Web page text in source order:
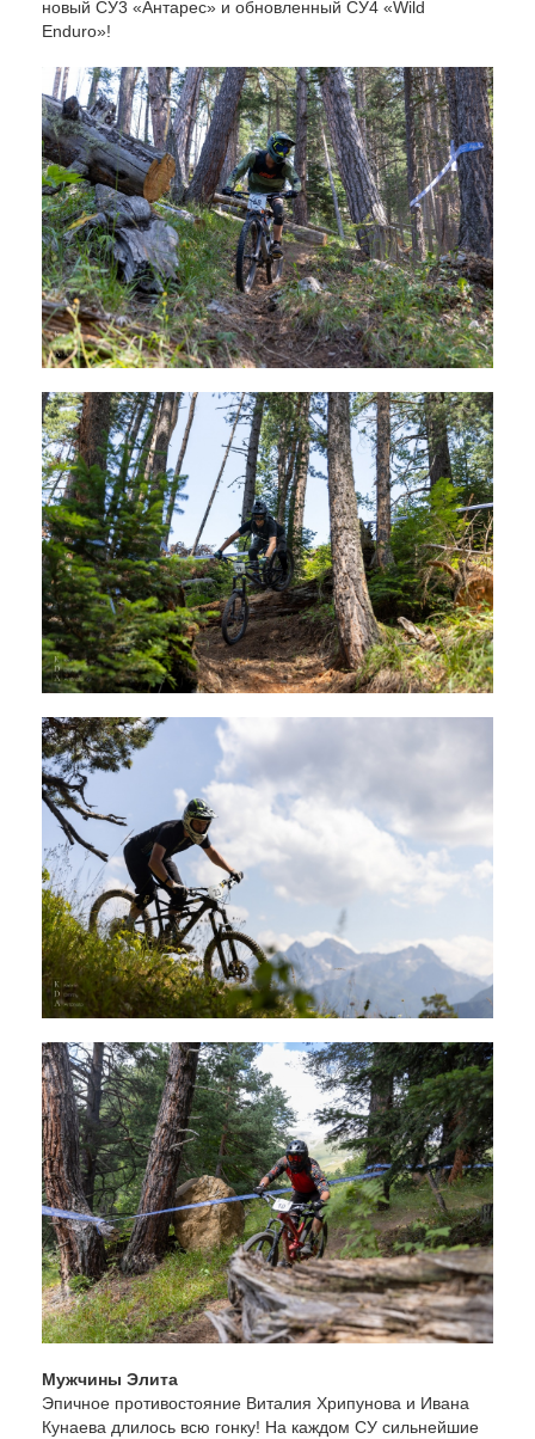
новый СУ3 «Антарес» и обновленный СУ4 «Wild
Enduro»!
Мужчины Элита
Эпичное противостояние Виталия Хрипунова и Ивана
Кунаева длилось всю гонку! На каждом СУ сильнейшие